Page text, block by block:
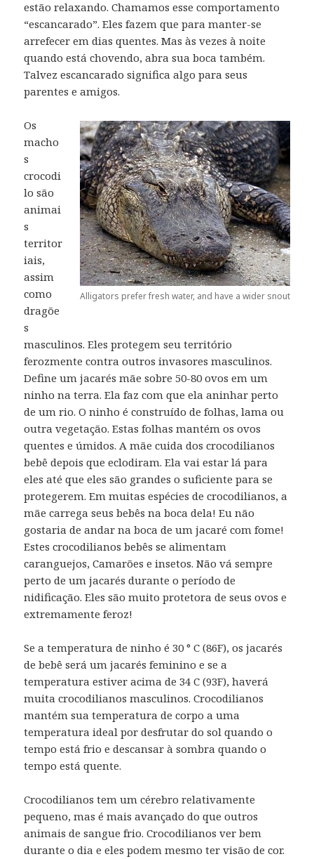
estão relaxando.Chamamos esse comportamento
“escancarado”.Eles fazem que para manter-se
arrefecer em dias quentes.Mas às vezes à noite
quando está chovendo, abra sua boca também.
Talvez escancarado significa algo para seus
parentes e amigos.
Alligators prefer fresh water, and have a wider snout
Os
macho
s
crocodi
lo são
animai
s
territor
iais,
assim
como
dragõe
s
masculinos.Eles protegem seu território
ferozmente contra outros invasores masculinos.
Define um jacarés mãe sobre 50-80 ovos em um
ninho na terra.Ela faz com que ela aninhar perto
de um rio.O ninho é construído de folhas, lama ou
outra vegetação.Estas folhas mantém os ovos
quentes e úmidos.A mãe cuida dos crocodilianos
bebê depois que eclodiram.Ela vai estar lá para
eles até que eles são grandes o suficiente para se
protegerem.Em muitas espécies de crocodilianos, a
mãe carrega seus bebês na boca dela!Eu não
gostaria de andar na boca de um jacaré com fome!
Estes crocodilianos bebês se alimentam
caranguejos, Camarões e insetos.Não vá sempre
perto de um jacarés durante o período de
nidificação.Eles são muito protetora de seus ovos e
extremamente feroz!
Se a temperatura de ninho é 30 ° C (86F), os jacarés
de bebê será um jacarés feminino e se a
temperatura estiver acima de 34 C (93F), haverá
muita crocodilianos masculinos.Crocodilianos
mantém sua temperatura de corpo a uma
temperatura ideal por desfrutar do sol quando o
tempo está frio e descansar à sombra quando o
tempo está quente.
Crocodilianos tem um cérebro relativamente
pequeno, mas é mais avançado do que outros
animais de sangue frio.Crocodilianos ver bem
durante o dia e eles podem mesmo ter visão de cor.